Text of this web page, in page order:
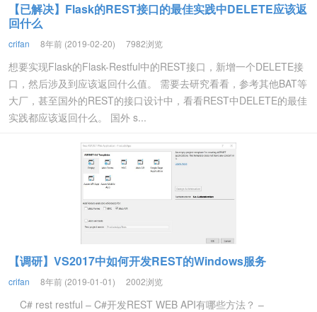
【已解决】Flask的REST接口的最佳实践中DELETE应该返
回什么
crifan 8年前 (2019-02-20) 7982浏览
想要实现Flask的Flask-Restful中的REST接口，新增一个DELETE接
口，然后涉及到应该返回什么值。 需要去研究看看，参考其他BAT等
大厂，甚至国外的REST的接口设计中，看看REST中DELETE的最佳
实践都应该返回什么。 国外 s...
【调研】VS2017中如何开发REST的Windows服务
crifan 8年前 (2019-01-01) 2002浏览
C# rest restful – C#开发REST WEB API有哪些方法？ –